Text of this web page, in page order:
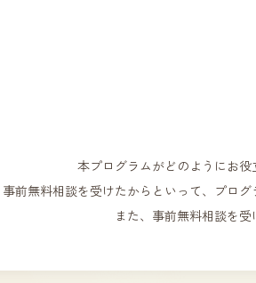
本プログラムがどのようにお役
事前無料相談を受けたからといって、プロ
また、事前無料相談を